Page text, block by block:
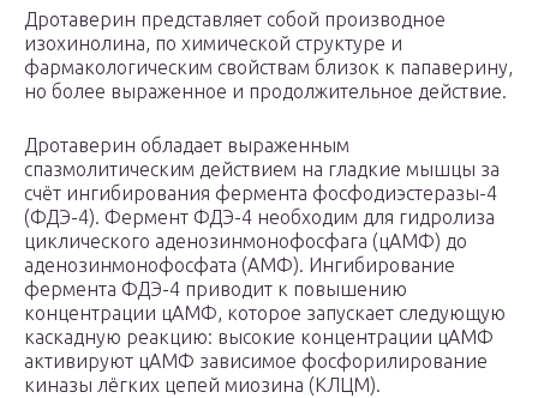
Дротаверин представляет собой производное
изохинолина, по химической структуре и
фармакологическим свойствам близок к папаверину,
но более выраженное и продолжительное действие.
Дротаверин обладает выраженным
спазмолитическим действием на гладкие мышцы за
счёт ингибирования фермента фосфодиэстеразы-4
(ФДЭ-4). Фермент ФДЭ-4 необходим для гидролиза
циклического аденозинмонофосфага (цАМФ) до
аденозинмонофосфата (АМФ). Ингибирование
фермента ФДЭ-4 приводит к повышению
концентрации цАМФ, которое запускает следующую
каскадную реакцию: высокие концентрации цАМФ
активируют цАМФ зависимое фосфорилирование
киназы лёгких цепей миозина (КЛЦМ).